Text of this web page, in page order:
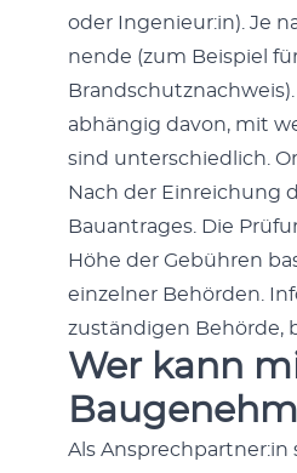
oder Ingenieur:in). Je
nende (zum Beispiel
abhängig davon, mit
sind unter­schiedlich.
Nach der Ein­re­ichung
Bauantrages. Die
Höhe der Gebühren
einzel­ner Behör­den.
zuständi­gen Behörde,
Wer kann
Als